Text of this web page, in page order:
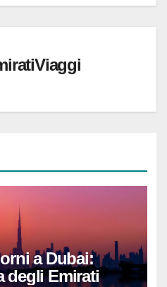
a Dubai:
degli Emirati